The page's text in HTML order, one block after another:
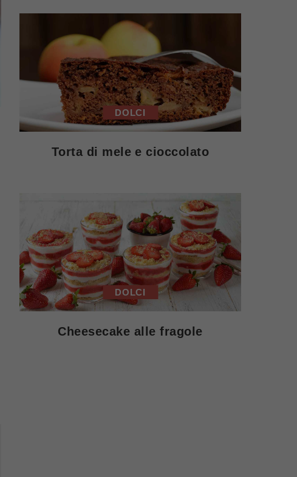
DOLCI
Torta di mele e cioccolato
DOLCI
Cheesecake alle fragole